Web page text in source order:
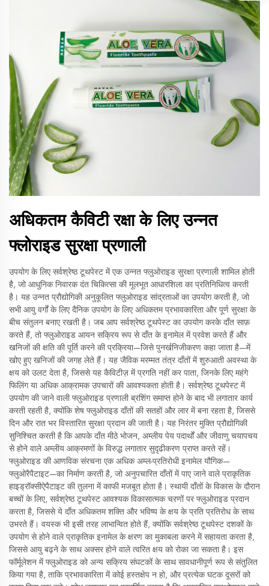
अधिकतम कैविटी रक्षा के लिए उन्नत
फ्लोराइड सुरक्षा प्रणाली
उपयोग के लिए सर्वश्रेष्ठ टूथपेस्ट में एक उन्नत फ्लुओराइड सुरक्षा प्रणाली शामिल होती
है, जो आधुनिक निवारक दंत चिकित्सा की मूलभूत आधारशिला का प्रतिनिधित्व करती
है। यह उन्नत प्रौद्योगिकी अनुकूलित फ्लुओराइड सांद्रताओं का उपयोग करती है, जो
सभी आयु वर्गों के लिए दैनिक उपयोग के लिए अधिकतम प्रभावकारिता और पूर्ण सुरक्षा के
बीच संतुलन बनाए रखती है। जब आप सर्वश्रेष्ठ टूथपेस्ट का उपयोग करके दाँत साफ़
करते हैं, तो फ्लुओराइड आयन सक्रिय रूप से दाँत के इनामेल में प्रवेश करते हैं और
खनिजों की क्षति की पूर्ति करने की प्रक्रिया—जिसे पुनर्खनिजीकरण कहा जाता है—में
खोए हुए खनिजों की जगह लेते हैं। यह जैविक मरम्मत तंत्र दाँतों में शुरुआती अवस्था के
क्षय को उलट देता है, जिससे यह कैविटीज़ में प्रगति नहीं कर पाता, जिनके लिए महंगे
फिलिंग या अधिक आक्रामक उपचारों की आवश्यकता होती है। सर्वश्रेष्ठ टूथपेस्ट में
उपयोग की जाने वाली फ्लुओराइड प्रणाली ब्रशिंग समाप्त होने के बाद भी लगातार कार्य
करती रहती है, क्योंकि शेष फ्लुओराइड दाँतों की सतहों और लार में बना रहता है, जिससे
दिन और रात भर विस्तारित सुरक्षा प्रदान की जाती है। यह निरंतर मुक्ति प्रौद्योगिकी
सुनिश्चित करती है कि आपके दाँत मीठे भोजन, अम्लीय पेय पदार्थों और जीवाणु चयापचय
से होने वाले अम्लीय आक्रमणों के विरुद्ध लगातार सुदृढीकरण प्राप्त करते रहें।
फ्लुओराइड की आणविक संरचना एक अधिक अम्ल-प्रतिरोधी इनामेल यौगिक—
फ्लुओरैपैटाइट—का निर्माण करती है, जो अनुपचारित दाँतों में पाए जाने वाले प्राकृतिक
हाइड्रॉक्सीऐपैटाइट की तुलना में काफी मजबूत होता है। स्थायी दाँतों के विकास के दौरान
बच्चों के लिए, सर्वश्रेष्ठ टूथपेस्ट आवश्यक विकासात्मक चरणों पर फ्लुओराइड प्रदान
करता है, जिससे ये दाँत अधिकतम शक्ति और भविष्य के क्षय के प्रति प्रतिरोध के साथ
उभरते हैं। वयस्क भी इसी तरह लाभान्वित होते हैं, क्योंकि सर्वश्रेष्ठ टूथपेस्ट दशकों के
उपयोग से होने वाले प्राकृतिक इनामेल के क्षरण का मुकाबला करने में सहायता करता है,
जिससे आयु बढ़ने के साथ अक्सर होने वाले त्वरित क्षय को रोका जा सकता है। इस
फॉर्मूलेशन में फ्लुओराइड को अन्य सक्रिय संघटकों के साथ सावधानीपूर्ण रूप से संतुलित
किया गया है, ताकि प्रभावकारिता में कोई हस्तक्षेप न हो, और प्रत्येक घटक दूसरों को